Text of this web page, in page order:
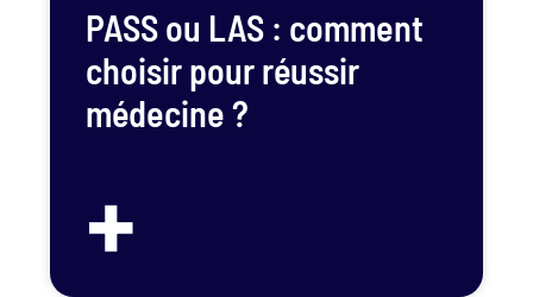
PASS ou LAS : comment
choisir pour réussir
médecine ?
+